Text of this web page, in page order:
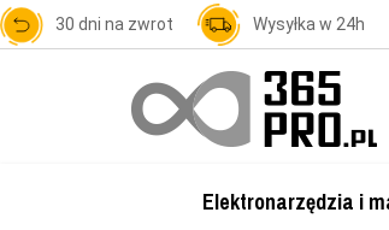
30 dni na zwrot Wysyłka w 24h
Elektronarzędzia i